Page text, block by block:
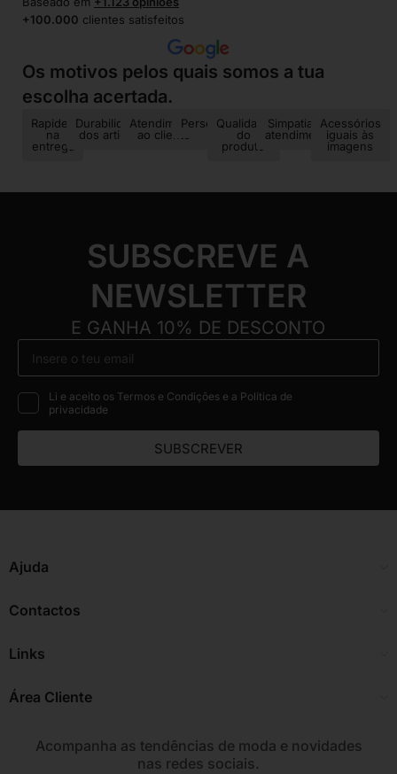
+100.000 clientes satisfeitos
Os motivos pelos quais somos a tua
escolha acertada.
Rapidez
na
entrega
Durabilidade
dos artigos
Atendimento
ao cliente
Personalização
Qualidade
do
produto
Simpatia no
atendimento
Acessórios
iguais às
imagens
SUBSCREVE A
NEWSLETTER
E GANHA 10% DE DESCONTO
Li e aceito os Termos e Condições e a Política de
privacidade
SUBSCREVER
Ajuda
Contactos
Links
Área Cliente
Acompanha as tendências de moda e novidades
nas redes sociais.